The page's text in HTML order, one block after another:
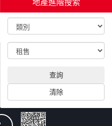
地產進階搜索
查詢
清除